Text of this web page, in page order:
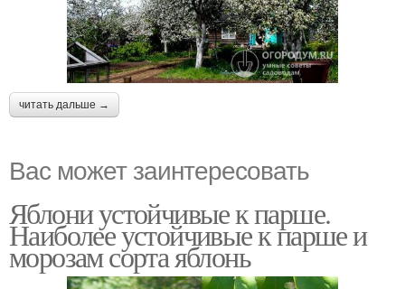
читать дальше →
Вас может заинтересовать
Яблони устойчивые к парше.
Наиболее устойчивые к парше и
морозам сорта яблонь